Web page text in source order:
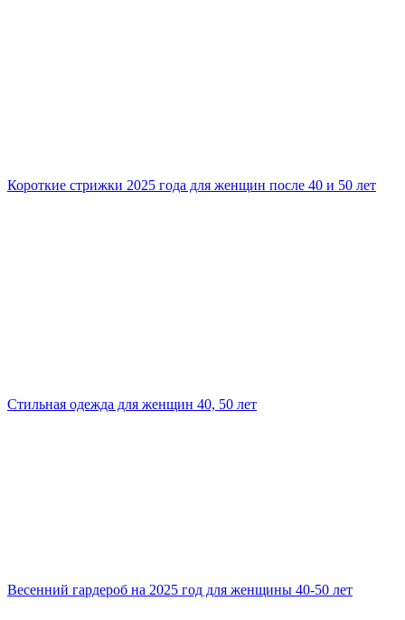
Короткие стрижки 2025 года для женщин после 40 и 50 лет
Стильная одежда для женщин 40, 50 лет
Весенний гардероб на 2025 год для женщины 40-50 лет